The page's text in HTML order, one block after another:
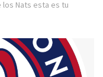
Nats esta es tu